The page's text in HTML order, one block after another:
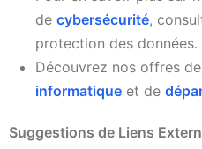
de cybersécurité,
protection des données.
Découvrez nos offres de
informatique et de
Suggestions de Liens